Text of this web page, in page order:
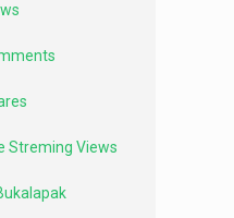
Streming Views